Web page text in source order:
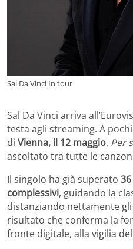
Sal Da Vinci In tour
Sal Da Vinci arriva
testa agli streaming. A
di Vienna, il 12 maggio, Per
ascoltato tra tutte le
Il singolo ha già superato
complessivi, guidando la
distanziando nettamente
risultato che conferma la
fronte digitale, alla vigilia